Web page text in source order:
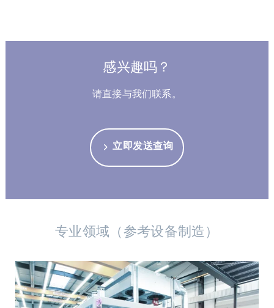
感兴趣吗？
请直接与我们联系。
立即发送查询
专业领域（参考设备制造）